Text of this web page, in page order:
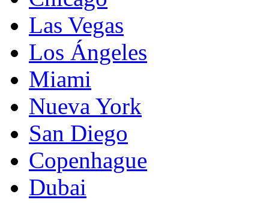
Las Vegas
Los Ángeles
Miami
Nueva York
San Diego
Copenhague
Dubai